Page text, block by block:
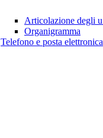
Articolazione degli
Organigramma
Telefono e posta elettronica